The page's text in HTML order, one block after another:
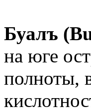
Буалъ
на юге
полноты,